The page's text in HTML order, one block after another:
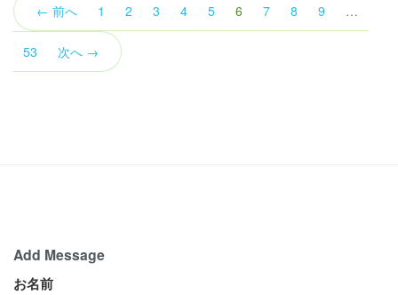
← 前へ 1 2 3 4 5 6 （こ
の
7 8 9 …
53 次へ →
Add Message
お名前